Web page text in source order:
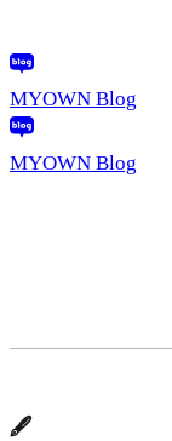
MYOWN Blog
MYOWN Blog
🖋️